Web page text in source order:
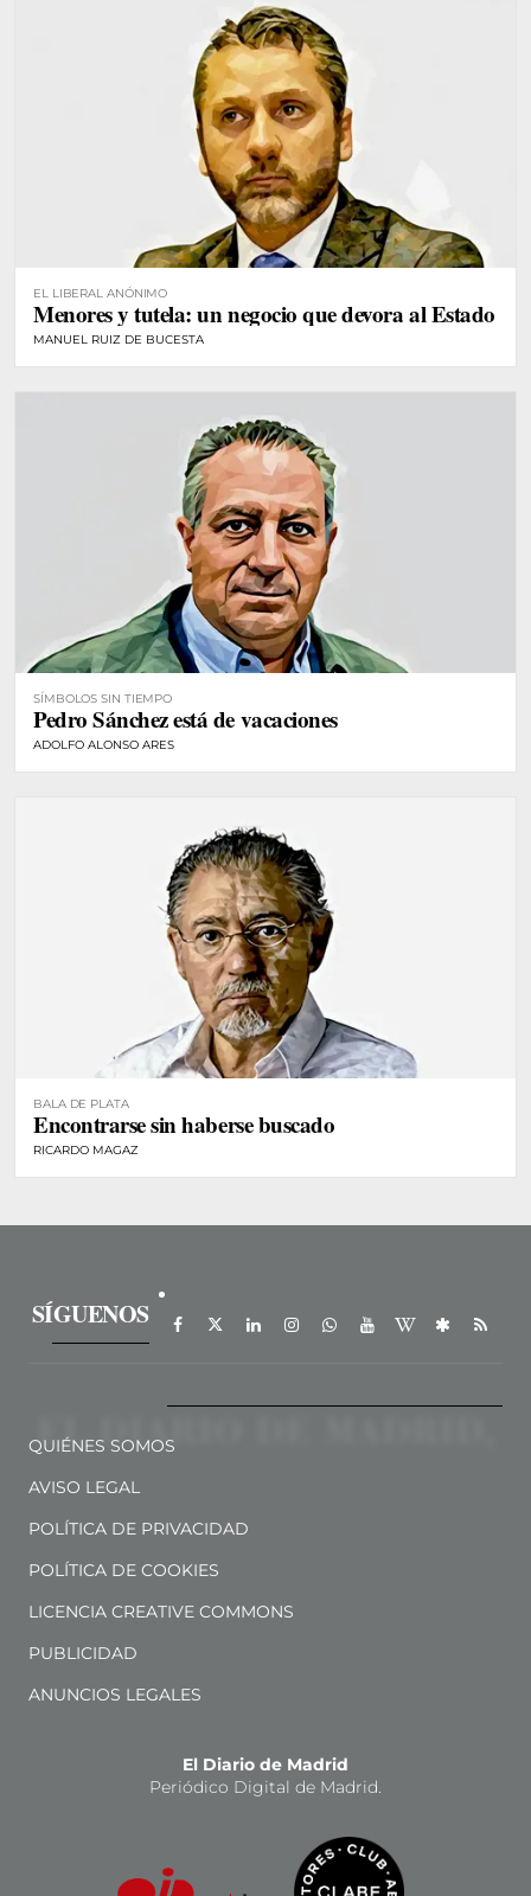
EL LIBERAL ANÓNIMO
Menores y tutela: un negocio que devora al Estado
MANUEL RUIZ DE BUCESTA
SÍMBOLOS SIN TIEMPO
Pedro Sánchez está de vacaciones
ADOLFO ALONSO ARES
BALA DE PLATA
Encontrarse sin haberse buscado
RICARDO MAGAZ
SÍGUENOS
QUIÉNES SOMOS
AVISO LEGAL
POLÍTICA DE PRIVACIDAD
POLÍTICA DE COOKIES
LICENCIA CREATIVE COMMONS
PUBLICIDAD
ANUNCIOS LEGALES
El Diario de Madrid
Periódico Digital de Madrid.